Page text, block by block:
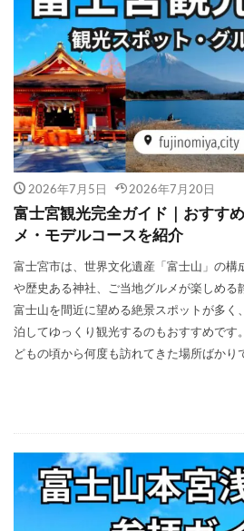
2026年7月5日 2026年7月20日
富士宮観光完全ガイド｜おすす
メ・モデルコースを紹介
富士宮市は、世界文化遺産「富士山」の構
や歴史ある神社、ご当地グルメが楽しめる
富士山を間近に望める絶景スポットが多く
泊してゆっくり観光するのもおすすめです
どもの頃から何度も訪れてきた場所ばかり